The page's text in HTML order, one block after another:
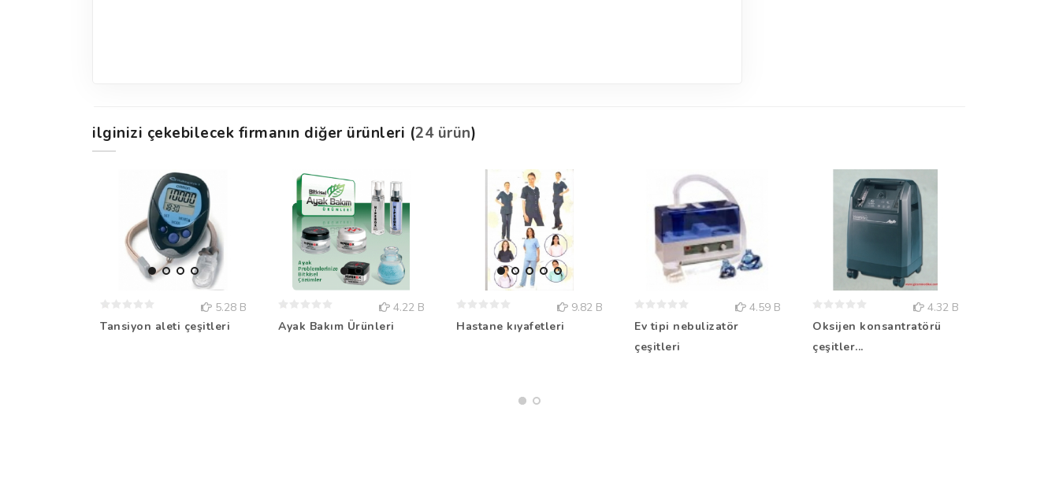
ilginizi çekebilecek firmanın diğer ürünleri (24 ürün)
5.28 B
Tansiyon aleti çeşitleri
4.22 B
Ayak Bakım Ürünleri
9.82 B
Hastane kıyafetleri
4.59 B
Ev tipi nebulizatör
çeşitleri
4.32 B
Oksijen konsantratörü
çeşitler...